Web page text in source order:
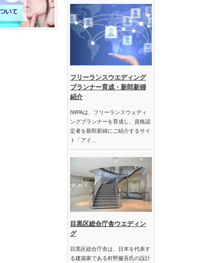
フリーランスウエディング
プランナー育成・新郎新婦
紹介
IWPAは、フリーランスウェディ
ングプランナーを育成し、資格認
定者を新郎新婦にご紹介するサイ
ト「アイ…
目黒区総合庁舎ウエディン
グ
目黒区総合庁舎は、日本を代表す
る建築家である村野藤吾氏の設計